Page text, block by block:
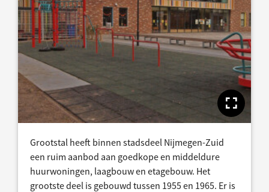
Grootstal heeft binnen stadsdeel Nijmegen-Zuid
een ruim aanbod aan goedkope en middeldure
huurwoningen, laagbouw en etagebouw. Het
grootste deel is gebouwd tussen 1955 en 1965. Er is